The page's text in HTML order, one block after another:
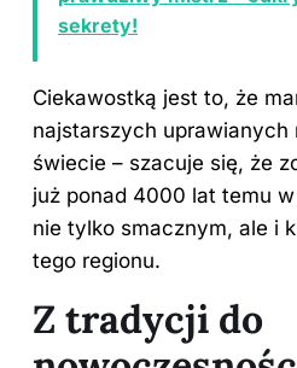
sekrety!
Ciekawostką jest to, że
najstarszych
świecie – szacuje się, że
już ponad 4000 lat temu
nie tylko smacznym, ale i
tego regionu.
Z tradycji do